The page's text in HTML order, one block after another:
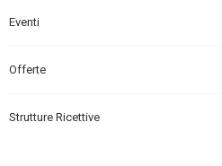
Eventi
Offerte
Strutture Ricettive